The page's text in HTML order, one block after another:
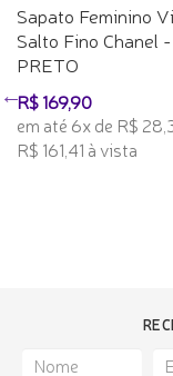
Sapato Feminino
Salto Fino Chanel -
PRETO
R$ 169,90
em até 6x de R$
R$ 161,41 à vista